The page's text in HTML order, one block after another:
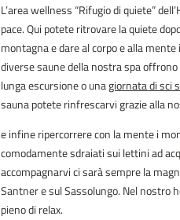
L’area wellness “Rifugio di quiete”
pace. Qui potete ritrovare la quiete
montagna e dare al corpo e alla
diverse saune della nostra spa
lunga escursione o unagiornata di sci
sauna potete rinfrescarvi grazie alla
e infine ripercorrere con la mente i
comodamente sdraiati sui lettini ad
accompagnarvi ci sarà sempre la
Santner e sul Sassolungo. Nel nostro
pieno di relax.